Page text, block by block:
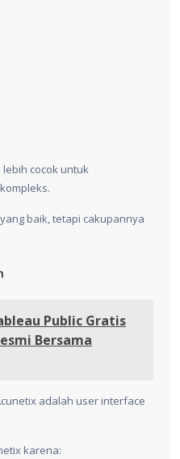
lebih cocok untuk
baik, tetapi cakupannya
Public Gratis
Bersama
adalah user interface
karena: